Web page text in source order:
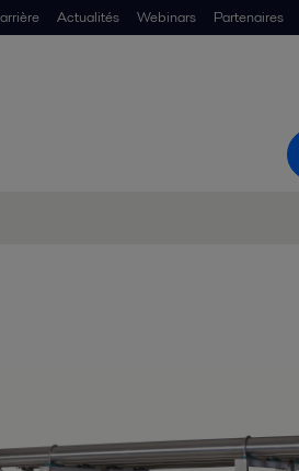
Actualités Webinars Partenaires